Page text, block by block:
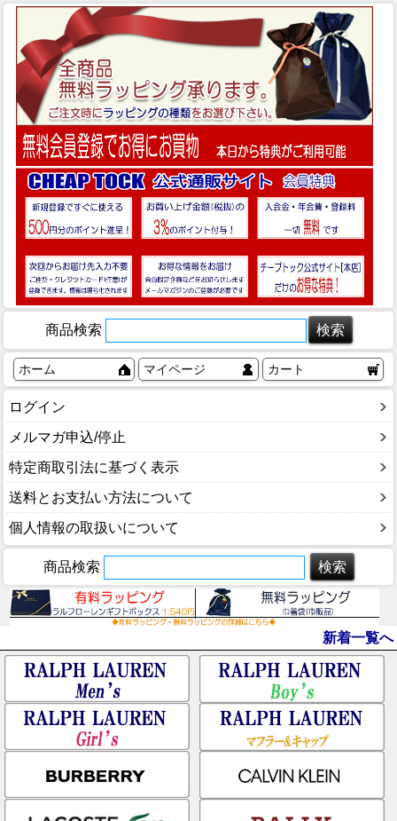
商品検索
ホーム マイページ カート
ログイン
メルマガ申込/停止
特定商取引法に基づく表示
送料とお支払い方法について
個人情報の取扱いについて
商品検索
新着一覧へ